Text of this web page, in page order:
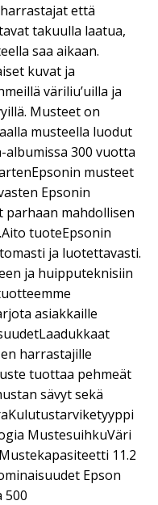
että
takuulla laatua,
saa aikaan.
kuvat ja
väriliu’uilla ja
Musteet on
musteella luodut
albumissa 300 vuotta
musteet
Epsonin
parhaan mahdollisen
tuoteEpsonin
ja luotettavasti.
ja huipputeknisiin
asiakkaille
harrastajille
tuottaa pehmeät
sävyt sekä
MustesuihkuVäri
11.2
Epson
500